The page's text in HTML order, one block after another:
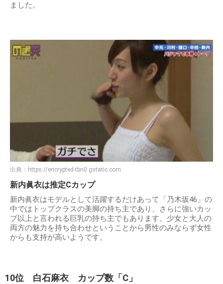
ました。
出典： https://encrypted-tbn0.gstatic.com
新内眞衣は推定Cカップ
新内眞衣はモデルとして活躍するだけあって「乃木坂46」の
中ではトップクラスの美脚の持ち主であり、さらに強いカッ
プ以上と言われる巨乳の持ち主でもあります。少女と大人の
両方の魅力を持ち合わせということから男性のみならず女性
からも支持が高いようです。
10位 白石麻衣 カップ数「C」